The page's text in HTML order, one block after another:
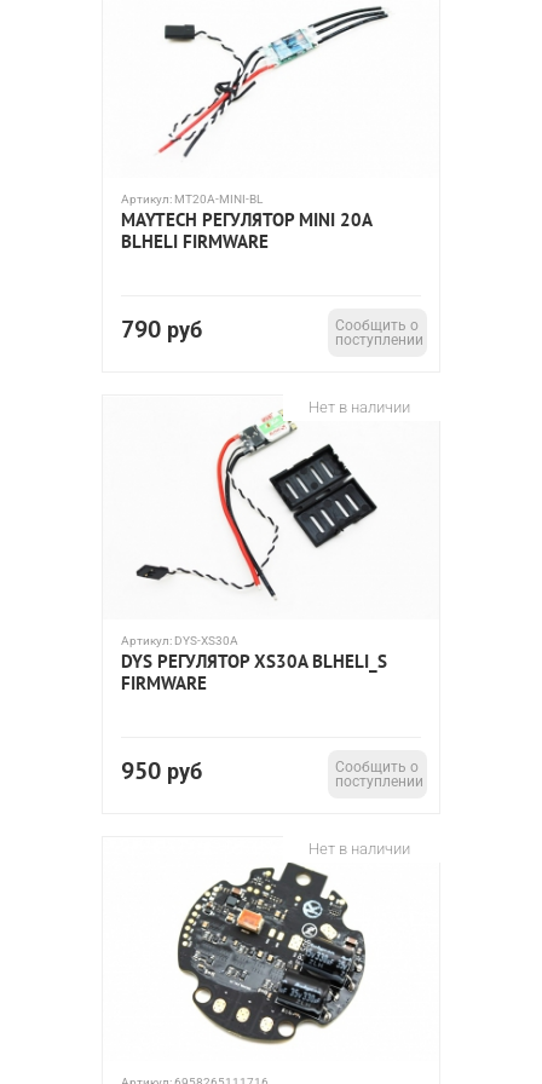
Артикул: MT20A-MINI-BL
MAYTECH РЕГУЛЯТОР MINI 20A
BLHELI FIRMWARE
790 руб
Сообщить о
поступлении
Нет в наличии
Артикул: DYS-XS30A
DYS РЕГУЛЯТОР XS30A BLHELI_S
FIRMWARE
950 руб
Сообщить о
поступлении
Нет в наличии